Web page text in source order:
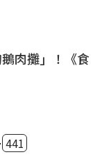
肉攤」！《食
441